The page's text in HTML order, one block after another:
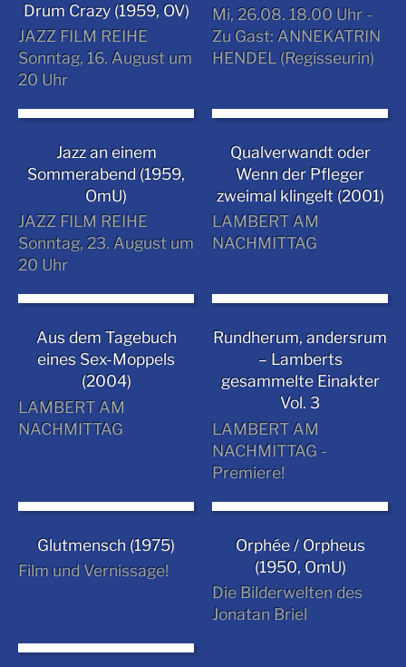
Drum Crazy (1959, OV)
JAZZ FILM REIHE
Sonntag, 16. August um
20 Uhr
Mi, 26.08. 18.00 Uhr -
Zu Gast: ANNEKATRIN
HENDEL (Regisseurin)
Jazz an einem
Sommerabend (1959,
OmU)
JAZZ FILM REIHE
Sonntag, 23. August um
20 Uhr
Qualverwandt oder
Wenn der Pfleger
zweimal klingelt (2001)
LAMBERT AM
NACHMITTAG
Aus dem Tagebuch
eines Sex-Moppels
(2004)
LAMBERT AM
NACHMITTAG
Rundherum, andersrum
– Lamberts
gesammelte Einakter
Vol. 3
LAMBERT AM
NACHMITTAG -
Premiere!
Glutmensch (1975)
Film und Vernissage!
Orphée / Orpheus
(1950, OmU)
Die Bilderwelten des
Jonatan Briel